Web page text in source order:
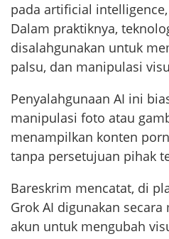
pada artificial
Dalam praktiknya,
disalahgunakan untuk
palsu, dan manipulasi
Penyalahgunaan AI ini
manipulasi foto atau
menampilkan konten
tanpa persetujuan pihak
Bareskrim mencatat, di
Grok AI digunakan
akun untuk mengubah